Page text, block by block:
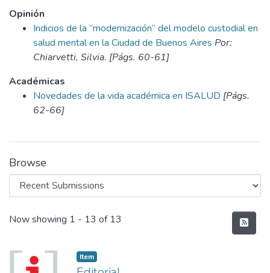
Opinión
Indicios de la “modernización” del modelo custodial en
salud mental en la Ciudad de Buenos Aires Por:
Chiarvetti, Silvia. [Págs. 60-61]
Académicas
Novedades de la vida académica en ISALUD [Págs.
62-66]
Browse
Recent Submissions
Now showing 1 - 13 of 13
Item